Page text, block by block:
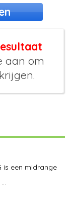
aan om
is een midrange